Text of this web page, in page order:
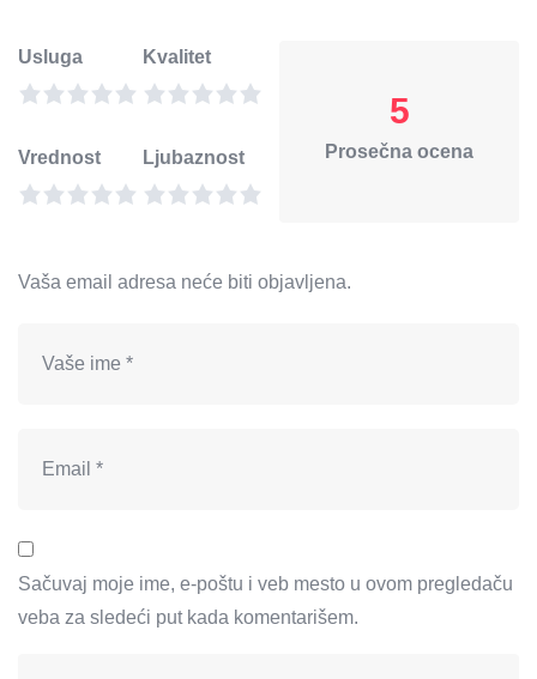
Usluga Kvalitet
Vrednost Ljubaznost
5
Prosečna ocena
Vaša email adresa neće biti objavljena.
Sačuvaj moje ime, e-poštu i veb mesto u ovom pregledaču
veba za sledeći put kada komentarišem.